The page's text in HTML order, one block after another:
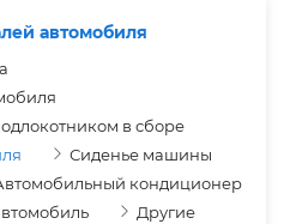
автомобиля
в сборе
Сиденье машины
кондиционер
Другие